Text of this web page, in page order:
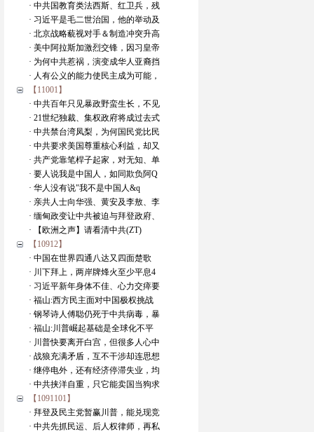
· 中共国教育类法西斯、红卫兵，残
· 习近平是毛二世治国，他的举动及
· 北京战略藐视对手＆制造冲突升高
· 美中阿拉斯加激烈交锋，因习皇帝
· 为何中共惹祸，演变成华人亚裔挡
· 人有公义的能力使民主成为可能，
【11001】
· 中共百年只见暴政野蛮生长，不见
· 21世纪独裁、集权政府将成过去式
· 中共禁台湾凤梨，为何国民党比民
· 中共要求美国尊重核心利益，却又
· 共产党靠笔桿子起家，对无知、单
· 要人说我是中国人，如同欺负阿Q
· 华人没有说"我不是中国人&q
· 亲共人士向华强、黄安及李敖、李
· 缅甸政变让中共被迫与拜登政府、
· 【欧洲之声】请看清中共(ZT)
【10912】
· 中国在世界四通八达又四面楚歌
· 川下拜上，两岸牌烽火至少平息4
· 习近平新年身体不佳、心力交瘁要
· 福山:西方民主面对中国极权挑战
· 钢琴诗人傅聪仍死于中共病毒，暴
· 福山:川普崛起基础是全球化不平
· 川普快要离开白宫，但很多人心中
· 战狼充满矛盾，互不干涉却连思想
· 继停电外，还有经济停滞失业，均
· 中共挟洋自重，只它能卖国当狗求
【1091101】
· 拜登及民主党暂赢川普，能兑现竞
· 中共先抓民运、后人权律师，再私